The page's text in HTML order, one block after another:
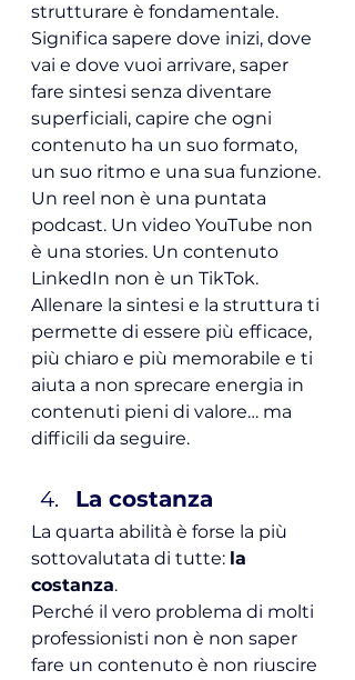
strutturare è fondamentale.
Significa sapere dove inizi, dove
vai e dove vuoi arrivare, saper
fare sintesi senza diventare
superficiali, capire che ogni
contenuto ha un suo formato,
un suo ritmo e una sua funzione.
Un reel non è una puntata
podcast. Un video YouTube non
è una stories. Un contenuto
LinkedIn non è un TikTok.
Allenare la sintesi e la struttura ti
permette di essere più efficace,
più chiaro e più memorabile e ti
aiuta a non sprecare energia in
contenuti pieni di valore… ma
difficili da seguire.
La costanza
La quarta abilità è forse la più
sottovalutata di tutte: la
costanza.
Perché il vero problema di molti
professionisti non è non saper
fare un contenuto è non riuscire